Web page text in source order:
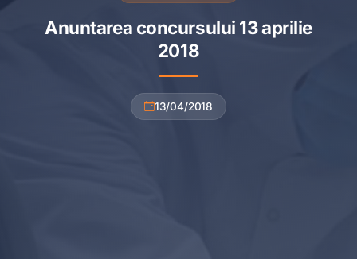
Anuntarea concursului 13 aprilie
2018
13/04/2018